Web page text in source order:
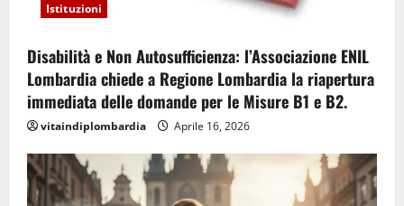
Istituzioni
Disabilità e Non Autosufficienza: l’Associazione ENIL
Lombardia chiede a Regione Lombardia la riapertura
immediata delle domande per le Misure B1 e B2.
vitaindiplombardia Aprile 16, 2026